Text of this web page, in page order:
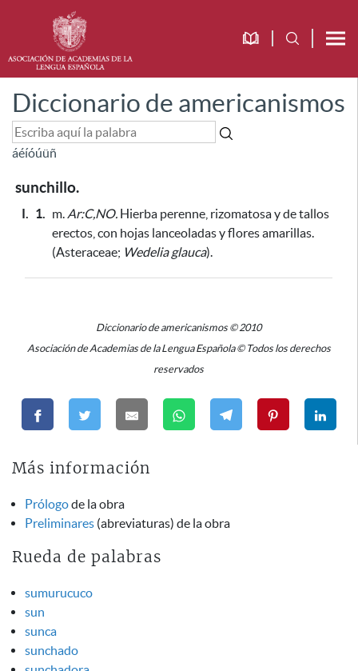
Diccionario de americanismos
áéíóúüñ
sunchillo.
I. 1. m. Ar:C,NO. Hierba perenne, rizomatosa y de tallos
erectos, con hojas lanceoladas y flores amarillas.
(Asteraceae; Wedelia glauca).
Diccionario de americanismos © 2010
Asociación de Academias de la Lengua Española © Todos los derechos
reservados
Más información
Prólogode la obra
Preliminares (abreviaturas) de la obra
Rueda de palabras
sumurucuco
sun
sunca
sunchado